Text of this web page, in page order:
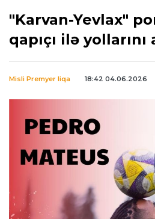
"Karvan-Yevlax"
qapıçı ilə yollarını
Misli Premyer liqa 18:42 04.06.2026